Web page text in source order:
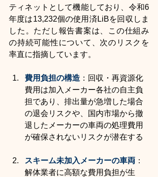
ティネットとして機能しており、令和6
年度は13,232個の使用済LiBを回収しま
した。ただし報告書案は、この仕組み
の持続可能性について、次のリスクを
率直に指摘しています。
費用負担の構造 ：回収・再資源化
費用は加入メーカー各社の自主負
担であり、排出量が急増した場合
の退会リスクや、国内市場から撤
退したメーカーの車両の処理費用
が確保されないリスクが潜在する
スキーム未加入メーカーの車両 ：
解体業者に高額な費用負担が生